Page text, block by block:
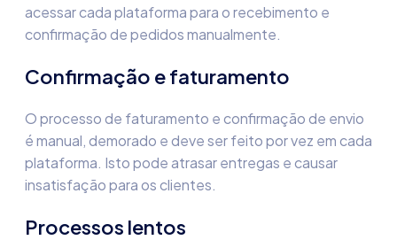
acessar cada plataforma para o recebimento e
confirmação de pedidos manualmente.
Confirmação e faturamento
O processo de faturamento e confirmação de envio
é manual, demorado e deve ser feito por vez em cada
plataforma. Isto pode atrasar entregas e causar
insatisfação para os clientes.
Processos lentos